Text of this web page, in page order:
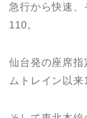
急行から快速
110。
仙台発の座席
ムトレイン以来